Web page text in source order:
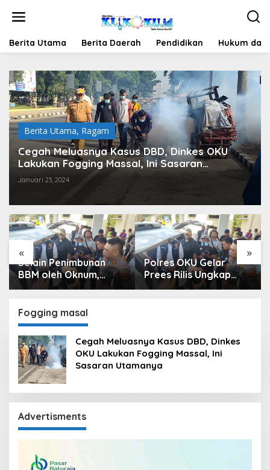
Berita Utama Berita Daerah Pendidikan Hukum
Berita Utama, Ragam
Cegah Meluasnya Kasus DBD, Dinkes OKU
Lakukan Fogging Massal, Ini Sasaran
Utamanya
Januari 23, 2024
« »
Selain Penimbunan
BBM oleh Oknum,
Kapolres Sebut
Kurang, Pertamina
Patra Niaga Bungkam
Polres OKU Gelar
Prees Rilis Ungkap
Kasus, Dari Narkotika
Fogging masal
Cegah Meluasnya Kasus DBD, Dinkes
OKU Lakukan Fogging Massal, Ini
Sasaran Utamanya
Advertisments